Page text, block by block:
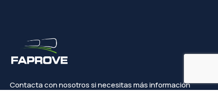
Contacta con nosotros si necesitas más información